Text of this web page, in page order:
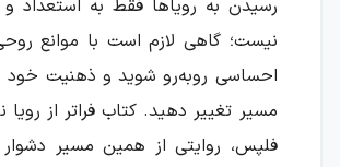
رسیدن به رویاها فقط به استعداد و
نیست؛ گاهی لازم است با موانع
احساسی روبه‌رو شوید و ذهنیت خود
مسیر تغییر دهید. کتاب فراتر از رویا
فلپس، روایتی از همین مسیر دشوار